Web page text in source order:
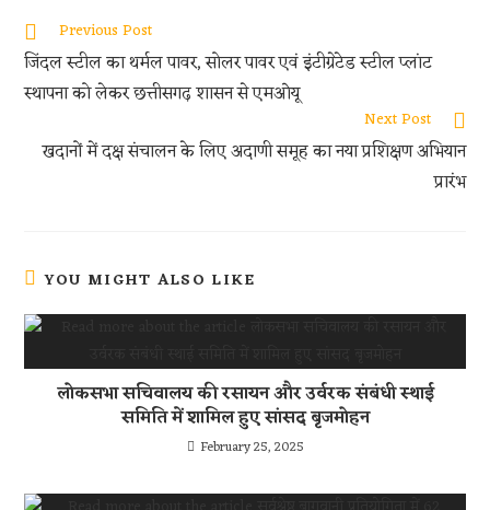
oo
k
ers
A
p
p
t
Previous Post
जिंदल स्टील का थर्मल पावर, सोलर पावर एवं इंटीग्रेटेड स्टील प्लांट
स्थापना को लेकर छत्तीसगढ़ शासन से एमओयू
Next Post
खदानों में दक्ष संचालन के लिए अदाणी समूह का नया प्रशिक्षण अभियान
प्रारंभ
YOU MIGHT ALSO LIKE
लोकसभा सचिवालय की रसायन और उर्वरक संबंधी स्थाई
समिति में शामिल हुए सांसद बृजमोहन
February 25, 2025